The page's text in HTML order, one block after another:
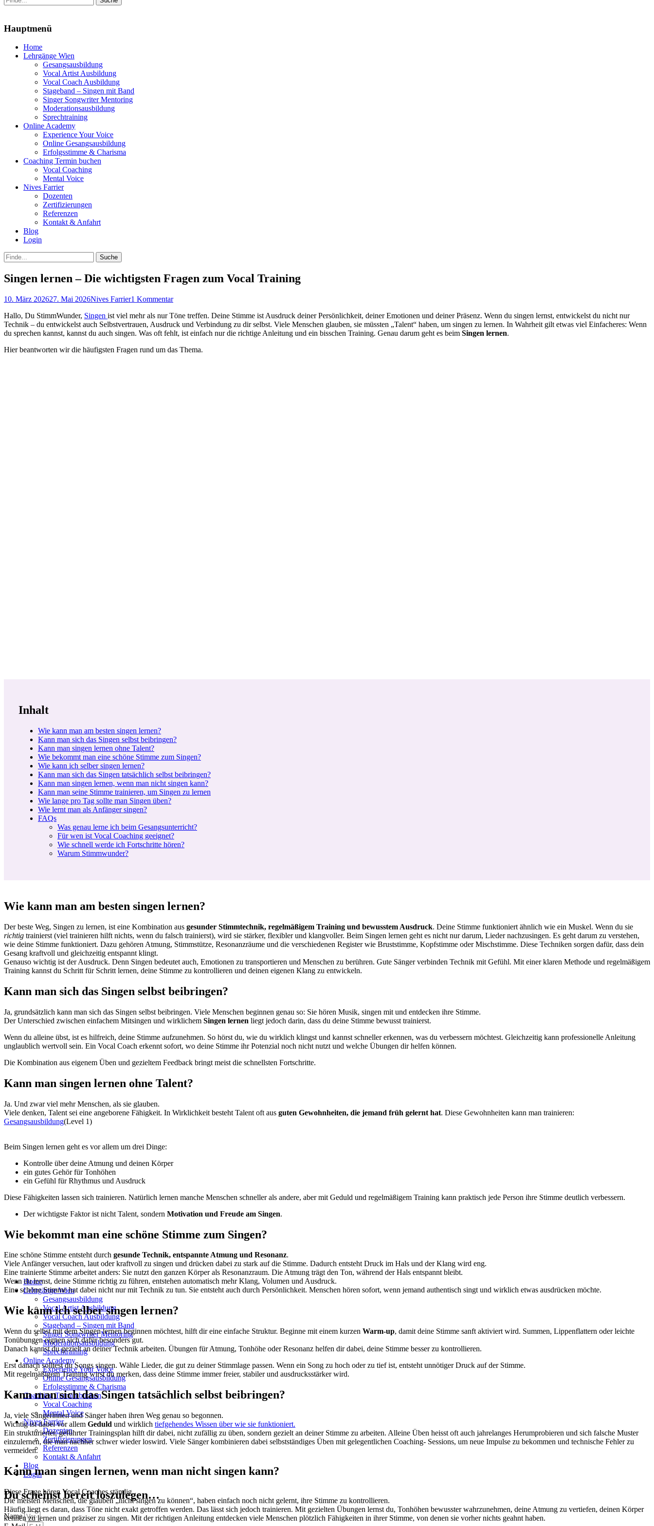
nach:
Hauptmenü
Zum
Inhalt
Home
Lehrgänge Wien
Gesangsausbildung
Vocal Artist Ausbildung
Vocal Coach Ausbildung
Stageband – Singen mit Band
Singer Songwriter Mentoring
Moderationsausbildung
Sprechtraining
Online Academy
Experience Your Voice
Online Gesangsausbildung
Erfolgsstimme & Charisma
Coaching Termin buchen
Vocal Coaching
Mental Voice
Nives Farrier
Dozenten
Zertifizierungen
Referenzen
Kontakt & Anfahrt
Blog
Login
bei
der
Suche
Suche
nach:
Singen lernen – Die wichtigsten Fragen zum Vocal Training
Posted
10. März 202627. Mai 2026Autor
Nives Farrier1 Kommentar
Hallo, Du StimmWunder, Singen ist viel mehr als nur Töne treffen. Deine Stimme ist Ausdruck deiner Persönlichkeit, deiner Emotionen und deiner Präsenz. Wenn du singen lernst, entwickelst du nicht nur
Technik – du entwickelst auch Selbstvertrauen, Ausdruck und Verbindung zu dir selbst. Viele Menschen glauben, sie müssten „Talent“ haben, um singen zu lernen. In Wahrheit gilt etwas viel Einfacheres: Wenn
du sprechen kannst, kannst du auch singen. Was oft fehlt, ist einfach nur die richtige Anleitung und ein bisschen Training. Genau darum geht es beim Singen lernen.
Hier beantworten wir die häufigsten Fragen rund um das Thema.
Inhalt
Wie kann man am besten singen lernen?
Kann man sich das Singen selbst beibringen?
Kann man singen lernen ohne Talent?
Wie bekommt man eine schöne Stimme zum Singen?
Wie kann ich selber singen lernen?
Kann man sich das Singen tatsächlich selbst beibringen?
Kann man singen lernen, wenn man nicht singen kann?
Kann man seine Stimme trainieren, um Singen zu lernen
Wie lange pro Tag sollte man Singen üben?
Wie lernt man als Anfänger singen?
FAQs
Was genau lerne ich beim Gesangsunterricht?
Für wen ist Vocal Coaching geeignet?
Wie schnell werde ich Fortschritte hören?
Warum Stimmwunder?
Wie kann man am besten singen lernen?
Der beste Weg, Singen zu lernen, ist eine Kombination aus gesunder Stimmtechnik, regelmäßigem Training und bewusstem Ausdruck. Deine Stimme funktioniert ähnlich wie ein Muskel. Wenn du sie
richtig trainierst (viel trainieren hilft nichts, wenn du falsch trainierst), wird sie stärker, flexibler und klangvoller. Beim Singen lernen geht es nicht nur darum, Lieder nachzusingen. Es geht darum zu verstehen,
wie deine Stimme funktioniert. Dazu gehören Atmung, Stimmstütze, Resonanzräume und die verschiedenen Register wie Bruststimme, Kopfstimme oder Mischstimme. Diese Techniken sorgen dafür, dass dein
Gesang kraftvoll und gleichzeitig entspannt klingt.
Genauso wichtig ist der Ausdruck. Denn Singen bedeutet auch, Emotionen zu transportieren und Menschen zu berühren. Gute Sänger verbinden Technik mit Gefühl. Mit einer klaren Methode und regelmäßigem
Training kannst du Schritt für Schritt lernen, deine Stimme zu kontrollieren und deinen eigenen Klang zu entwickeln.
Kann man sich das Singen selbst beibringen?
Ja, grundsätzlich kann man sich das Singen selbst beibringen. Viele Menschen beginnen genau so: Sie hören Musik, singen mit und entdecken ihre Stimme.
Der Unterschied zwischen einfachem Mitsingen und wirklichem Singen lernen liegt jedoch darin, dass du deine Stimme bewusst trainierst.
Wenn du alleine übst, ist es hilfreich, deine Stimme aufzunehmen. So hörst du, wie du wirklich klingst und kannst schneller erkennen, was du verbessern möchtest. Gleichzeitig kann professionelle Anleitung
unglaublich wertvoll sein. Ein Vocal Coach erkennt sofort, wo deine Stimme ihr Potenzial noch nicht nutzt und welche Übungen dir helfen können.
Die Kombination aus eigenem Üben und gezieltem Feedback bringt meist die schnellsten Fortschritte.
Kann man singen lernen ohne Talent?
Ja. Und zwar viel mehr Menschen, als sie glauben.
Viele denken, Talent sei eine angeborene Fähigkeit. In Wirklichkeit besteht Talent oft aus guten Gewohnheiten, die jemand früh gelernt hat. Diese Gewohnheiten kann man trainieren:
Gesangsausbildung(Level 1)
Beim Singen lernen geht es vor allem um drei Dinge:
Kontrolle über deine Atmung und deinen Körper
ein gutes Gehör für Tonhöhen
ein Gefühl für Rhythmus und Ausdruck
Diese Fähigkeiten lassen sich trainieren. Natürlich lernen manche Menschen schneller als andere, aber mit Geduld und regelmäßigem Training kann praktisch jede Person ihre Stimme deutlich verbessern.
Der wichtigste Faktor ist nicht Talent, sondern Motivation und Freude am Singen.
Wie bekommt man eine schöne Stimme zum Singen?
Eine schöne Stimme entsteht durch gesunde Technik, entspannte Atmung und Resonanz.
Viele Anfänger versuchen, laut oder kraftvoll zu singen und drücken dabei zu stark auf die Stimme. Dadurch entsteht Druck im Hals und der Klang wird eng.
Eine trainierte Stimme arbeitet anders: Sie nutzt den ganzen Körper als Resonanzraum. Die Atmung trägt den Ton, während der Hals entspannt bleibt.
Wenn du lernst, deine Stimme richtig zu führen, entstehen automatisch mehr Klang, Volumen und Ausdruck.
Eine schöne Stimme hat dabei nicht nur mit Technik zu tun. Sie entsteht auch durch Persönlichkeit. Menschen hören sofort, wenn jemand authentisch singt und wirklich etwas ausdrücken möchte.
Wie kann ich selber singen lernen?
Wenn du selbst mit dem Singen lernen beginnen möchtest, hilft dir eine einfache Struktur. Beginne mit einem kurzen Warm-up, damit deine Stimme sanft aktiviert wird. Summen, Lippenflattern oder leichte
Tonübungen eignen sich dafür besonders gut.
Danach kannst du gezielt an deiner Technik arbeiten. Übungen für Atmung, Tonhöhe oder Resonanz helfen dir dabei, deine Stimme besser zu kontrollieren.
Erst danach solltest du Songs singen. Wähle Lieder, die gut zu deiner Stimmlage passen. Wenn ein Song zu hoch oder zu tief ist, entsteht unnötiger Druck auf der Stimme.
Mit regelmäßigem Training wirst du merken, dass deine Stimme immer freier, stabiler und ausdrucksstärker wird.
Kann man sich das Singen tatsächlich selbst beibringen?
Ja, viele Sängerinnen und Sänger haben ihren Weg genau so begonnen.
Wichtig ist dabei vor allem Geduld und wirklich tiefgehendes Wissen über wie sie funktioniert.
Ein strukturierter, geführter Trainingsplan hilft dir dabei, nicht zufällig zu üben, sondern gezielt an deiner Stimme zu arbeiten. Alleine Üben heisst oft auch jahrelanges Herumprobieren und sich falsche Muster
einzulernen, die man nachher schwer wieder loswird. Viele Sänger kombinieren dabei selbstständiges Üben mit gelegentlichen Coaching- Sessions, um neue Impulse zu bekommen und technische Fehler zu
vermeiden.
Kann man singen lernen, wenn man nicht singen kann?
Diese Frage hören Vocal Coaches ständig.
Die meisten Menschen, die glauben „nicht singen zu können“, haben einfach noch nicht gelernt, ihre Stimme zu kontrollieren.
Häufig liegt es daran, dass Töne nicht exakt getroffen werden. Das lässt sich jedoch trainieren. Mit gezielten Übungen lernst du, Tonhöhen bewusster wahrzunehmen, deine Atmung zu vertiefen, deinen Körper
kennen zu lernen und präziser zu singen. Mit der richtigen Anleitung entdecken viele Menschen plötzlich Fähigkeiten in ihrer Stimme, von denen sie vorher nichts geahnt haben.
Hoch
scrollenHome
Lehrgänge Wien
Gesangsausbildung
Vocal Artist Ausbildung
Vocal Coach Ausbildung
Stageband – Singen mit Band
Singer Songwriter Mentoring
Moderationsausbildung
Sprechtraining
Online Academy
Experience Your Voice
Online Gesangsausbildung
Erfolgsstimme & Charisma
Coaching Termin buchen
Vocal Coaching
Mental Voice
Nives Farrier
Dozenten
Zertifizierungen
Referenzen
Kontakt & Anfahrt
Blog
Login
Du scheinst bereit loszulegen…
Name